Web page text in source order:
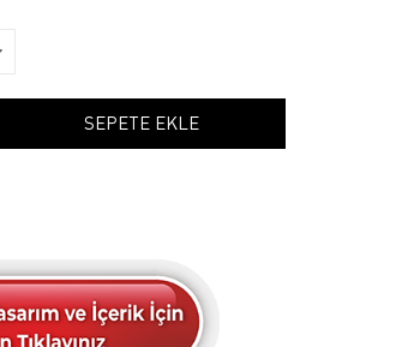
SEPETE EKLE